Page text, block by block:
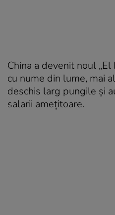
China a devenit noul
cu nume din lume, mai
deschis larg pungile și
salarii amețitoare.